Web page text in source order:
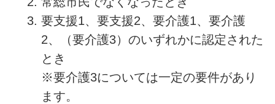
要支援1、要支援2、要介護1、要介護
2、（要介護3）のいずれかに認定された
とき
※要介護3については一定の要件があり
ます。